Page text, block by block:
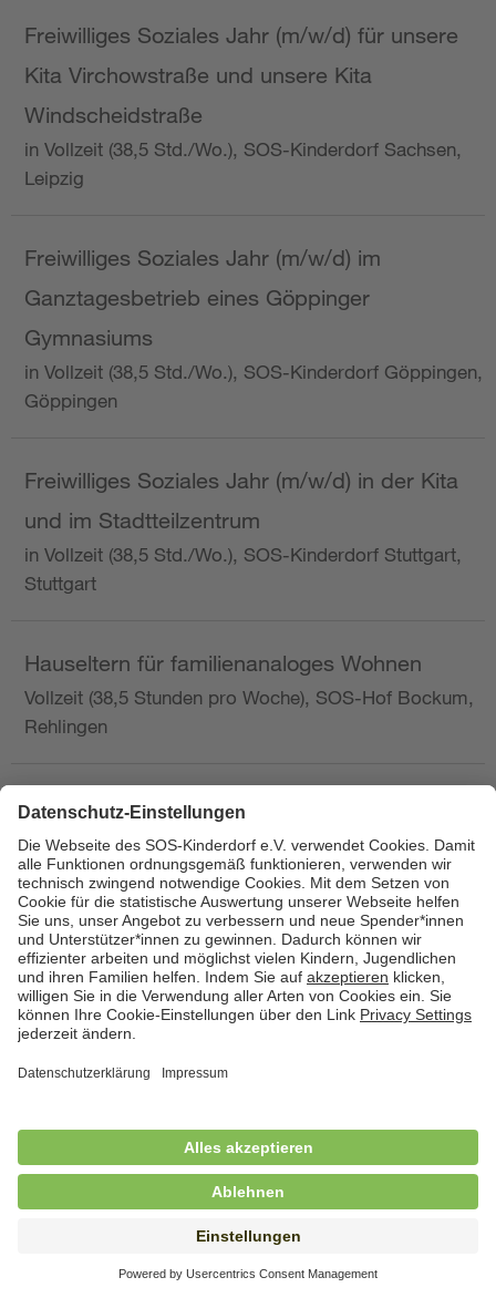
Freiwilliges Soziales Jahr (m/w/d) für unsere
Kita Virchowstraße und unsere Kita
Windscheidstraße
in Vollzeit (38,5 Std./Wo.), SOS-Kinderdorf Sachsen,
Leipzig
Freiwilliges Soziales Jahr (m/w/d) im
Ganztagesbetrieb eines Göppinger
Gymnasiums
in Vollzeit (38,5 Std./Wo.), SOS-Kinderdorf Göppingen,
Göppingen
Freiwilliges Soziales Jahr (m/w/d) in der Kita
und im Stadtteilzentrum
in Vollzeit (38,5 Std./Wo.), SOS-Kinderdorf Stuttgart,
Stuttgart
Hauseltern für familienanaloges Wohnen
Vollzeit (38,5 Stunden pro Woche), SOS-Hof Bockum,
Rehlingen
Hauswirtschafterin / Köchin (m/w/d) als
Ausbilderin (m/w/d) im Bereich
Nahrungszubereitung
in Vollzeit (38,5 Std./Wo.), SOS-Kinderdorf
Saarbrücken, Saarbrücken
Hauswirtschaftskraft (m/w/d)
in Teilzeit (mind. 20 - max. 30 Std./.Wo.), SOS-
Hauswirtschaftskraft (m/w/d)
in unbefristeter Anstellung, Teilzeit (20 Std./Wo.), SOS-
Kinderdorf Dortmund, Hagen